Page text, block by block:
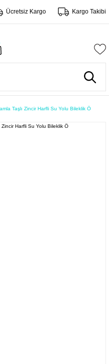
Ücretsiz Kargo Kargo Takibi
Taşlı Zincir Harfli Su Yolu Bileklik Ö